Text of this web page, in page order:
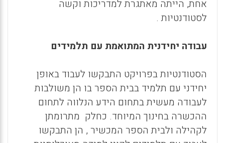
אחת, הייתה מאתגרת למדריכות וקשה
לסטודנטיות .
עבודה יחידנית המתואמת עם תלמידים
הסטודנטיות בפרויקט התבקשו לעבוד באופן
יחידני עם תלמיד בבית הספר בו הן משולבות
לעבודה מעשית בתחום הידע הנלווה לתחום
ההכשרה בחינוך המיוחד. כחלק מתרומתן
לקהילה ולבית הספר המכשיר , הן התבקשו